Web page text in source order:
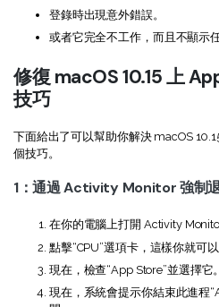
PDF 表單
擷取 PDF 資料
AI PDF助理
eSign（合法）
登錄時出現意外錯誤。
或者它完全不工作，而且不顯示
修復 macOS 10.15 上
技巧
下面給出了可以幫助你解決 macOS
個技巧。
1：通過 Activity Monitor 強制
在你的電腦上打開 Activity
點擊“CPU”選項卡，這樣你就可以
現在，檢查“App Store”並選擇它
現在，系統會提示你結束此進程